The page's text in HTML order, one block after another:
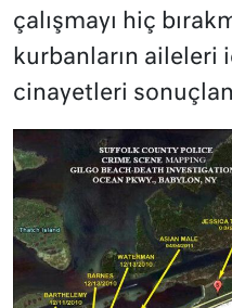
çalışmayı hiç
kurbanların aileleri
cinayetleri